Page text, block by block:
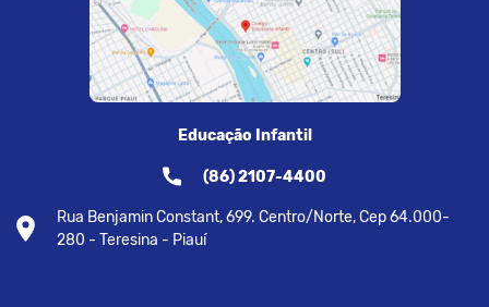
Educação Infantil
(86) 2107-4400
Rua Benjamin Constant, 699. Centro/Norte, Cep 64.000-
280 - Teresina - Piauí